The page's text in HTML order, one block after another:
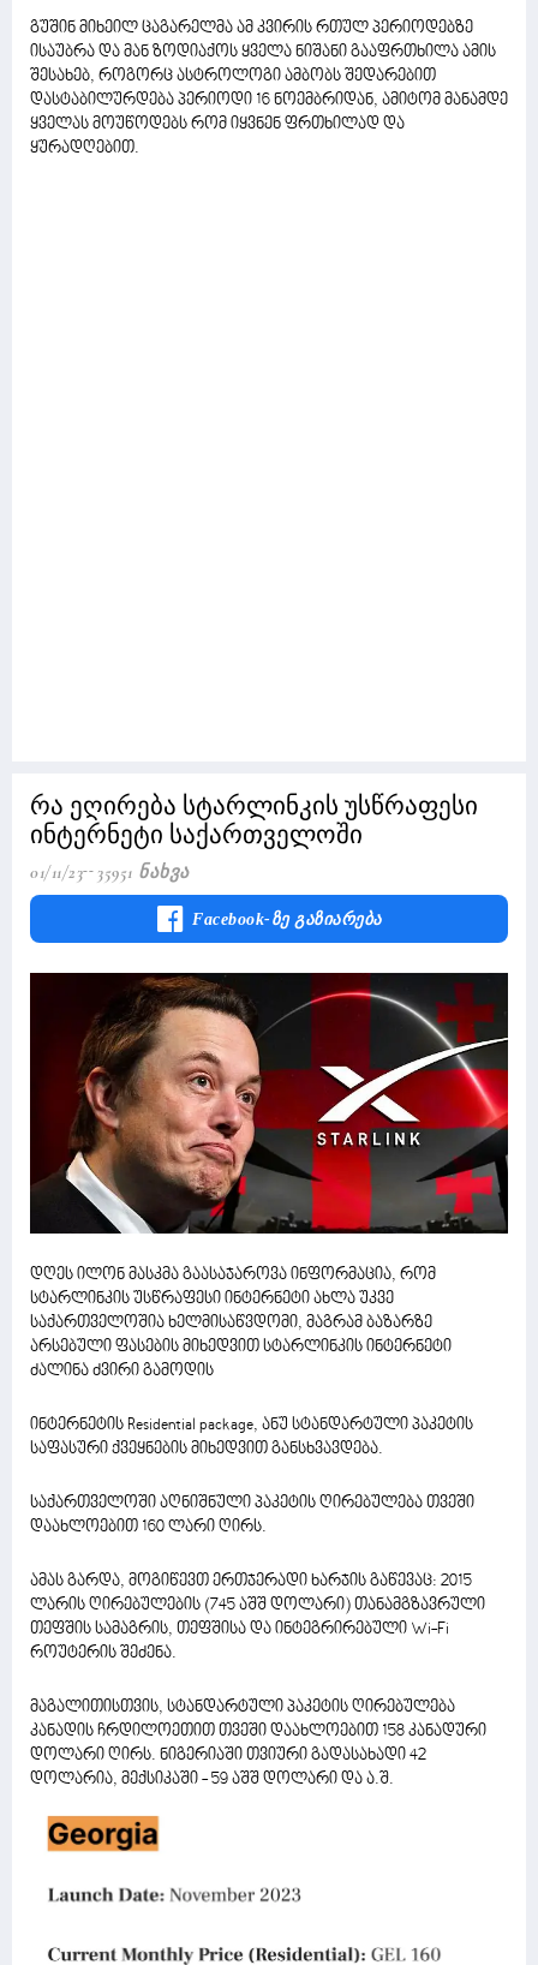
გუშინ მიხეილ ცაგარელმა ამ კვირის რთულ პერიოდებზე
ისაუბრა და მან ზოდიაქოს ყველა ნიშანი გააფრთხილა ამის
შესახებ, როგორც ასტროლოგი ამბობს შედარებით
დასტაბილურდება პერიოდი 16 ნოემბრიდან, ამიტომ მანამდე
ყველას მოუწოდებს რომ იყვნენ ფრთხილად და
ყურადღებით.
რა ეღირება სტარლინკის უსწრაფესი
ინტერნეტი საქართველოში
01/11/23 35951 Ნახვა
Facebook-Ზე Გაზიარება
დღეს ილონ მასკმა გაასაჯაროვა ინფორმაცია, რომ
სტარლინკის უსწრაფესი ინტერნეტი ახლა უკვე
საქართველოშია ხელმისაწვდომი, მაგრამ ბაზარზე
არსებული ფასების მიხედვით სტარლინკის ინტერნეტი
ძალინა ძვირი გამოდის
ინტერნეტის Residential package, ანუ სტანდარტული პაკეტის
საფასური ქვეყნების მიხედვით განსხვავდება.
საქართველოში აღნიშნული პაკეტის ღირებულება თვეში
დაახლოებით 160 ლარი ღირს.
ამას გარდა, მოგიწევთ ერთჯერადი ხარჯის გაწევაც: 2015
ლარის ღირებულების (745 აშშ დოლარი) თანამგზავრული
თეფშის სამაგრის, თეფშისა და ინტეგრირებული Wi-Fi
როუტერის შეძენა.
მაგალითისთვის, სტანდარტული პაკეტის ღირებულება
კანადის ჩრდილოეთით თვეში დაახლოებით 158 კანადური
დოლარი ღირს. ნიგერიაში თვიური გადასახადი 42
დოლარია, მექსიკაში - 59 აშშ დოლარი და ა.შ.